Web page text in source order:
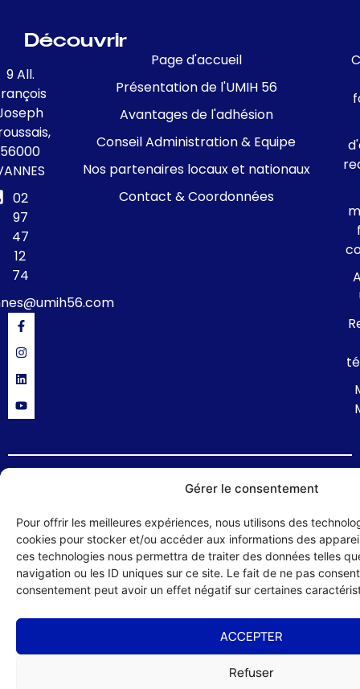
Gérer le consentement
Pour offrir les meilleures expériences, nous utilisons des
cookies pour stocker et/ou accéder aux informations des
ces technologies nous permettra de traiter des données telles
navigation ou les ID uniques sur ce site. Le fait de ne pas
consentement peut avoir un effet négatif sur certaines
ACCEPTER
Refuser
9 All.
56000
02
97
47
12
74
Découvrir
Page d'accueil
Présentation de l'UMIH 56
Avantages de l'adhésion
Conseil Administration & Equipe
Nos partenaires locaux et nationaux
Contact & Coordonnées
© 2024 UMIH 56 : Union des Métiers et des Industries de l'Hôtellerie du
Morbihan – site réalisé par :Studio HLG
Mentions légales Formulaire de contact